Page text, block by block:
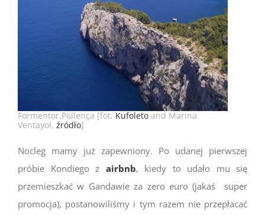
Formentor,Pollença [fot, Kufoleto and Marina
Ventayol, źródło]
Nocleg mamy już zapewniony. Po udanej pierwszej
próbie Kondiego z airbnb, kiedy to udało mu się
przemieszkać w Gandawie za zero euro (jakaś super
promocja), postanowiliśmy i tym razem nie przepłacać